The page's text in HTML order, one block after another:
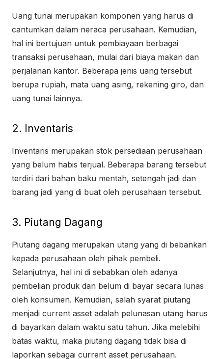
Uang tunai merupakan komponen yang harus di
cantumkan dalam neraca perusahaan. Kemudian,
hal ini bertujuan untuk pembiayaan berbagai
transaksi perusahaan, mulai dari biaya makan dan
perjalanan kantor. Beberapa jenis uang tersebut
berupa rupiah, mata uang asing, rekening giro, dan
uang tunai lainnya.
2. Inventaris
Inventaris merupakan stok persediaan perusahaan
yang belum habis terjual. Beberapa barang tersebut
terdiri dari bahan baku mentah, setengah jadi dan
barang jadi yang di buat oleh perusahaan tersebut.
3. Piutang Dagang
Piutang dagang merupakan utang yang di bebankan
kepada perusahaan oleh pihak pembeli.
Selanjutnya, hal ini di sebabkan oleh adanya
pembelian produk dan belum di bayar secara lunas
oleh konsumen. Kemudian, salah syarat piutang
menjadi current asset adalah pelunasan utang harus
di bayarkan dalam waktu satu tahun. Jika melebihi
batas waktu, maka piutang dagang tidak bisa di
laporkan sebagai current asset perusahaan.